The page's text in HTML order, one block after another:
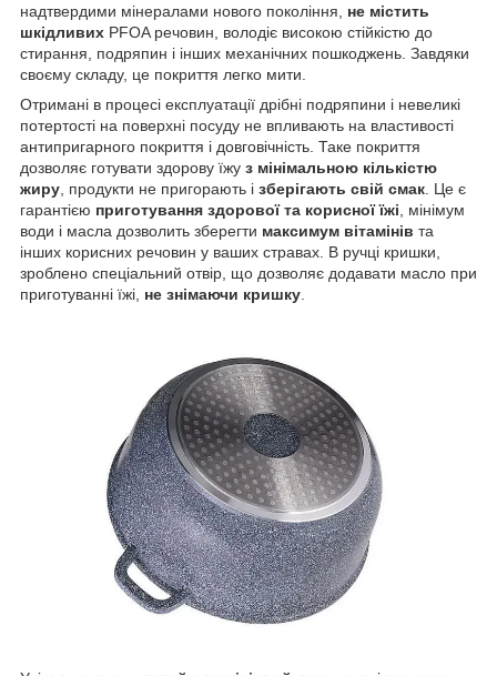
надтвердими мінералами нового покоління, не містить
шкідливих PFOA речовин, володіє високою стійкістю до
стирання, подряпин і інших механічних пошкоджень. Завдяки
своєму складу, це покриття легко мити.
Отримані в процесі експлуатації дрібні подряпини і невеликі
потертості на поверхні посуду не впливають на властивості
антипригарного покриття і довговічність. Таке покриття
дозволяє готувати здорову їжу з мінімальною кількістю
жиру , продукти не пригорають і зберігають свій смак . Це є
гарантією приготування здорової та корисної їжі , мінімум
води і масла дозволить зберегти максимум вітамінів та
інших корисних речовин у ваших стравах. В ручці кришки,
зроблено спеціальний отвір, що дозволяє додавати масло при
приготуванні їжі, не знімаючи кришку